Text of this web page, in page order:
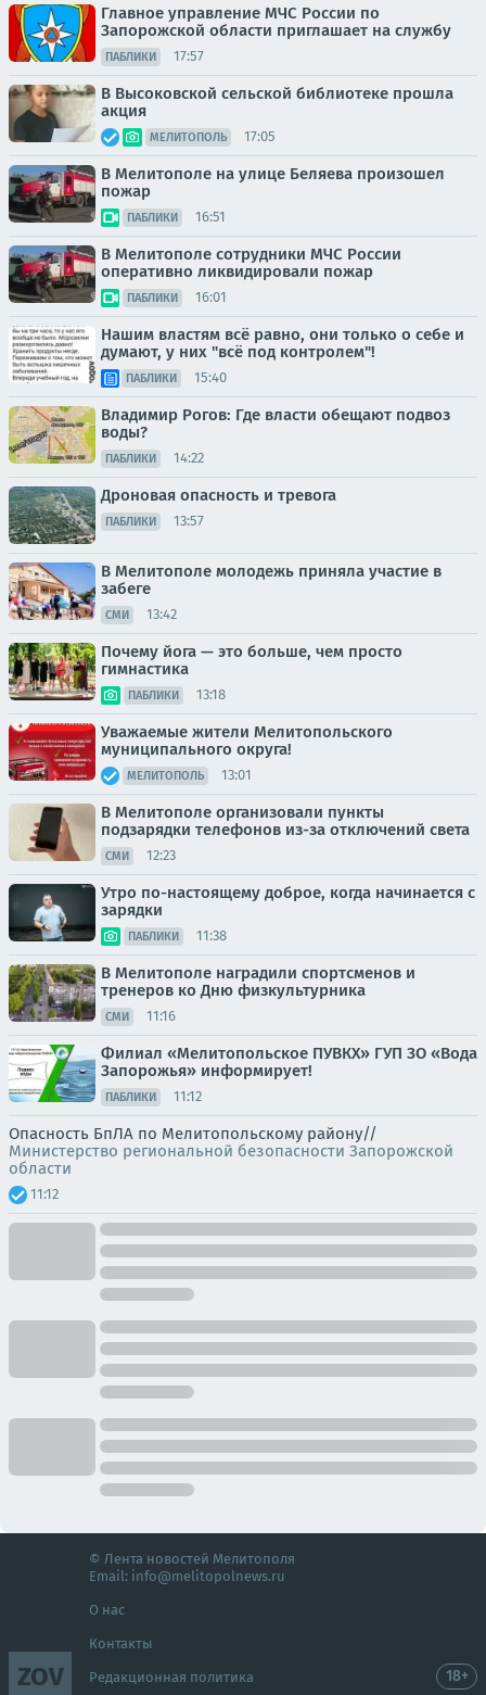
Главное управление МЧС России по
Запорожской области приглашает на службу
ПАБЛИКИ 17:57
В Высоковской сельской библиотеке прошла
акция
МЕЛИТОПОЛЬ 17:05
В Мелитополе на улице Беляева произошел
пожар
ПАБЛИКИ 16:51
В Мелитополе сотрудники МЧС России
оперативно ликвидировали пожар
ПАБЛИКИ 16:01
Нашим властям всё равно, они только о себе и
думают, у них "всё под контролем"!
ПАБЛИКИ 15:40
Владимир Рогов: Где власти обещают подвоз
воды?
ПАБЛИКИ 14:22
Дроновая опасность и тревога
ПАБЛИКИ 13:57
В Мелитополе молодежь приняла участие в
забеге
СМИ 13:42
Почему йога — это больше, чем просто
гимнастика
ПАБЛИКИ 13:18
Уважаемые жители Мелитопольского
муниципального округа!
МЕЛИТОПОЛЬ 13:01
В Мелитополе организовали пункты
подзарядки телефонов из-за отключений света
СМИ 12:23
Утро по-настоящему доброе, когда начинается с
зарядки
ПАБЛИКИ 11:38
В Мелитополе наградили спортсменов и
тренеров ко Дню физкультурника
СМИ 11:16
Филиал «Мелитопольское ПУВКХ» ГУП ЗО «Вода
Запорожья» информирует!
ПАБЛИКИ 11:12
Опасность БпЛА по Мелитопольскому району//
Министерство региональной безопасности Запорожской
области
11:12
ZOV
© Лента новостей Мелитополя
Email: info@melitopolnews.ru
О нас
Контакты
Редакционная политика 18+